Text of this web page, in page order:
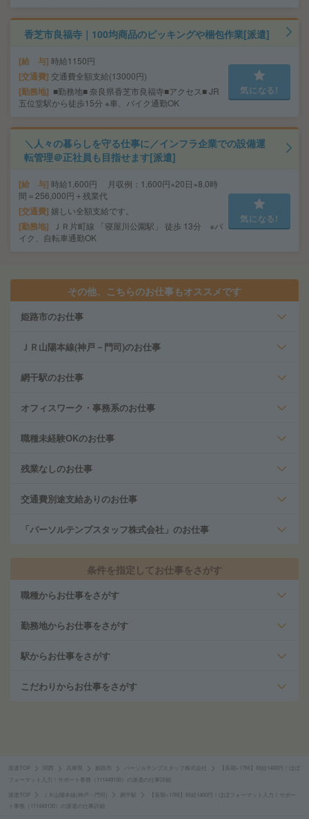
香芝市良福寺｜100均商品のピッキングや梱包作業[派遣]
給 与 時給1150円
交通費 交通費全額支給(13000円)
勤務地
■勤務地■ 奈良県香芝市良福寺■アクセス■ JR
五位堂駅から徒歩15分 ※車、バイク通勤OK
気になる!
＼人々の暮らしを守る仕事に／インフラ企業での設備運
転管理＠正社員も目指せます[派遣]
給 与 時給1,600円 月収例：1,600円×20日×8.0時
間＝256,000円＋残業代
交通費 嬉しい全額支給です。
勤務地
ＪＲ片町線 「寝屋川公園駅」 徒歩 13分 ※バ
イク、自転車通勤OK
気になる!
その他、こちらのお仕事もオススメです
姫路市のお仕事
ＪＲ山陽本線(神戸－門司)のお仕事
網干駅のお仕事
オフィスワーク・事務系のお仕事
職種未経験OKのお仕事
残業なしのお仕事
交通費別途支給ありのお仕事
「パーソルテンプスタッフ株式会社」のお仕事
条件を指定してお仕事をさがす
職種からお仕事をさがす
勤務地からお仕事をさがす
駅からお仕事をさがす
こだわりからお仕事をさがす
派遣TOP 兵庫県 姫路市 パーソルテンプスタッフ株式会社
【長期×17時】時給1400円！ほぼ
フォーマット入力！サポート事務（111449130）の派遣の仕事詳細
派遣TOP ＪＲ山陽本線(神戸－門司) 網干駅
【長期×17時】時給1400円！ほぼフォーマット入力！サポー
ト事務（111449130）の派遣の仕事詳細